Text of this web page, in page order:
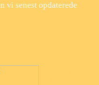
vi senest opdaterede